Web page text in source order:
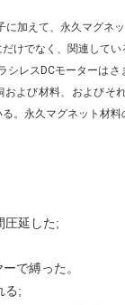
加えて、永久マグネ
けでなく、関連して
レスDCモーターは
よび材料、およびそ
。永久マグネット材
圧延した;
で縛った。
る;